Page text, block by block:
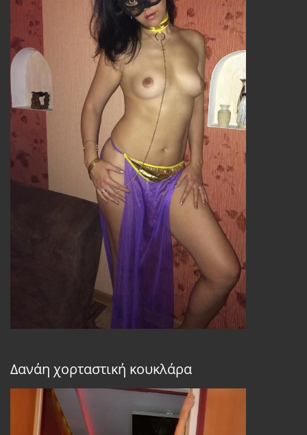
Δανάη χορταστική κουκλάρα